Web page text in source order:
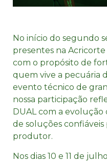
No início do segundo
presentes na Acricorte
com o propósito de
quem vive a pecuária
evento técnico de
nossa participação
DUAL com a
de soluções confiáveis
produtor.
Nos dias 10 e 11 de